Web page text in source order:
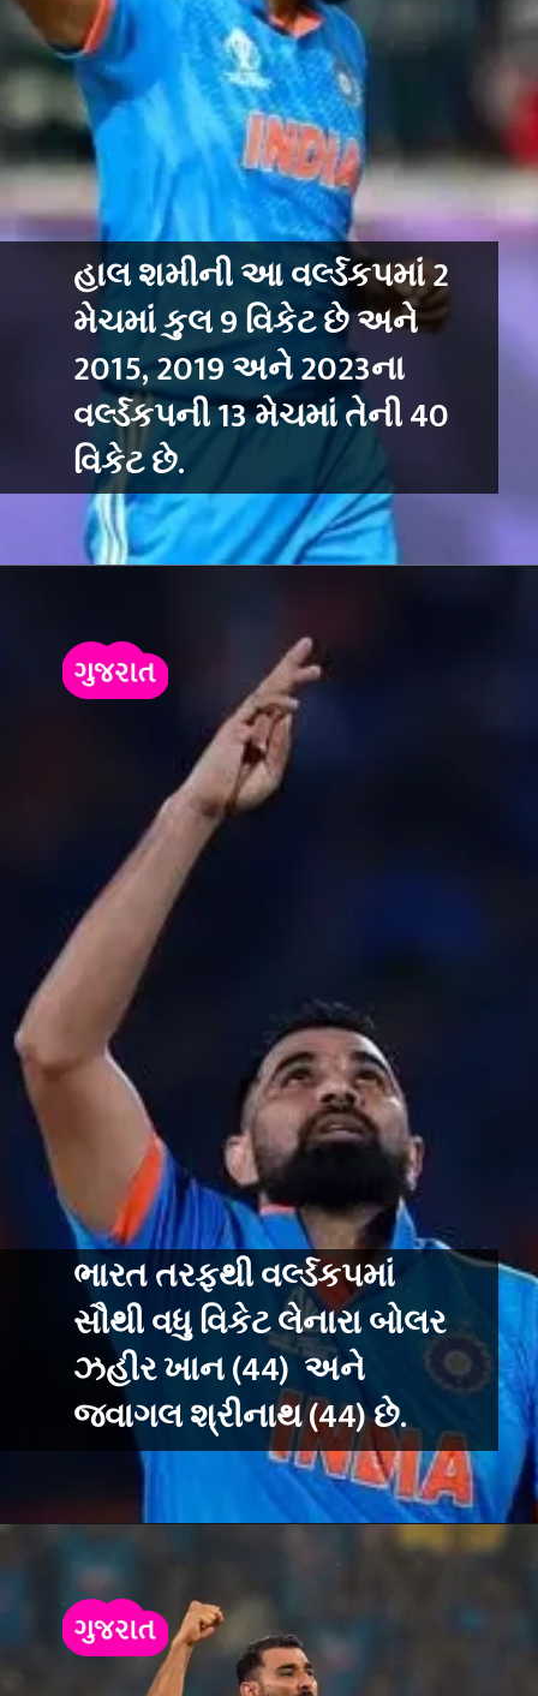
હાલ શમીની આ વર્લ્ડકપમાં 2
મેચમાં કુલ 9 વિકેટ છે અને
2015, 2019 અને 2023ના
વર્લ્ડકપની 13 મેચમાં તેની 40
વિકેટ છે.
ભારત તરફથી વર્લ્ડકપમાં
સૌથી વધુ વિકેટ લેનારા બોલર
ઝહીર ખાન (44) અને
જવાગલ શ્રીનાથ (44) છે.